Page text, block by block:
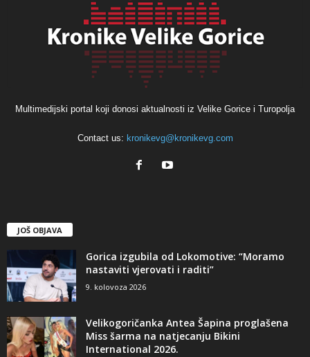
Multimedijski portal koji donosi aktualnosti iz Velike Gorice i Turopolja
Contact us: kronikevg@kronikevg.com
JOŠ OBJAVA
Gorica izgubila od Lokomotive: “Moramo
nastaviti vjerovati i raditi”
9. kolovoza 2026
Velikogoričanka Antea Šapina proglašena
Miss šarma na natjecanju Bikini
International 2026.